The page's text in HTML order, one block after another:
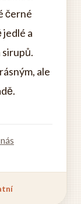
černé
a
sirupů.
ale